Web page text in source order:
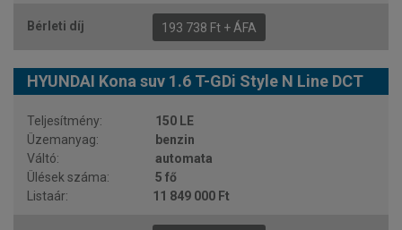
193 738 Ft + ÁFA
HYUNDAI Kona suv 1.6 T-GDi Style N Line DCT
150 LE
benzin
automata
5 fő
11 849 000 Ft